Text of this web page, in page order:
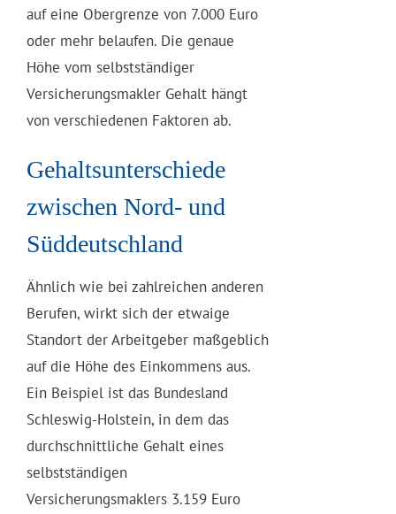
auf eine Obergrenze von 7.000 Euro
oder mehr belaufen. Die genaue
Höhe vom selbstständiger
Versicherungsmakler Gehalt hängt
von verschiedenen Faktoren ab.
Gehaltsunterschiede
zwischen Nord- und
Süddeutschland
Ähnlich wie bei zahlreichen anderen
Berufen, wirkt sich der etwaige
Standort der Arbeitgeber maßgeblich
auf die Höhe des Einkommens aus.
Ein Beispiel ist das Bundesland
Schleswig-Holstein, in dem das
durchschnittliche Gehalt eines
selbstständigen
Versicherungsmaklers 3.159 Euro